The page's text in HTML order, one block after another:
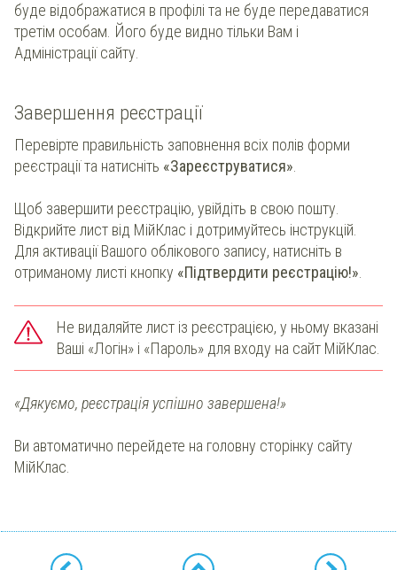
буде відображатися в профілі та не буде передаватися
третім особам. Його буде видно тільки Вам і
Адміністрації сайту.
Завершення реєстрації
Перевірте правильність заповнення всіх полів форми
реєстрації та натисніть «Зареєструватися».
Щоб завершити реєстрацію, увійдіть в свою пошту.
Відкрийте лист від МійКлас і дотримуйтесь інструкцій.
Для активації Вашого облікового запису, натисніть в
отриманому листі кнопку «Підтвердити реєстрацію!».
Не видаляйте лист із реєстрацією, у ньому вказані
Ваші «Логін» і «Пароль» для входу на сайт МійКлас.
«Дякуємо, реєстрація успішно завершена!»
Ви автоматично перейдете на головну сторінку сайту
МійКлас.